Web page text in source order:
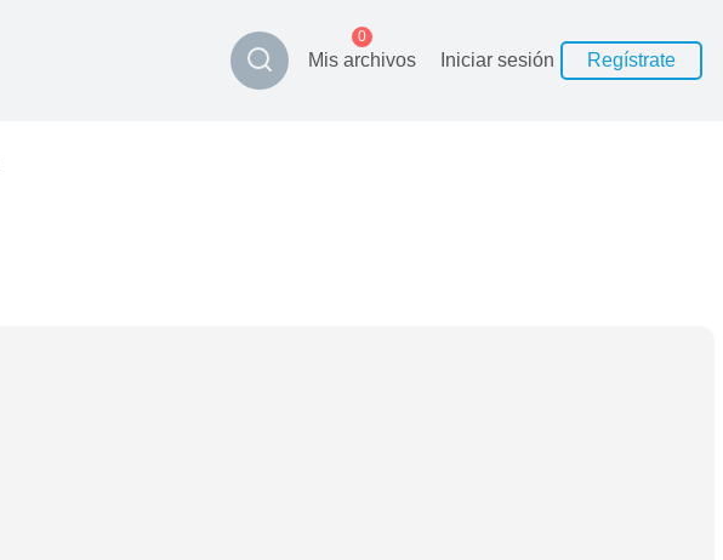
Mis archivos
0
Iniciar sesión Regístrate